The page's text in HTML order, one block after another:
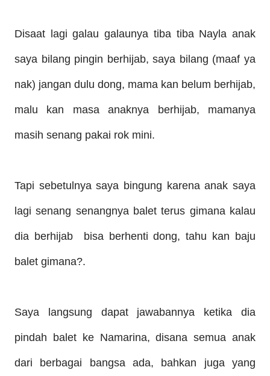
Disaat lagi galau galaunya tiba tiba Nayla anak
saya bilang pingin berhijab, saya bilang (maaf ya
nak) jangan dulu dong, mama kan belum berhijab,
malu kan masa anaknya berhijab, mamanya
masih senang pakai rok mini.
Tapi sebetulnya saya bingung karenaanak saya
lagi senang senangnya balet terus gimana kalau
dia berhijab bisa berhenti dong, tahu kan baju
balet gimana?.
Saya langsung dapat jawabannya ketika dia
pindah balet ke Namarina, disana semua anak
dari berbagai bangsa ada, bahkan juga yang